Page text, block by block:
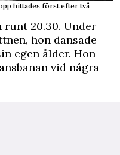
hittades först efter två
20.30. Under
hon dansade
egen ålder. Hon
vid några